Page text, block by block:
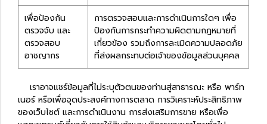
เพื่อป้องกัน
ตรวจจับ และ
ตรวจสอบ
อาชญากร
การตรวจสอบและการดำเนินการใดๆ เพื่อ
ป้องกันการกระทำความผิดตามกฎหมายที่
เกี่ยวข้อง รวมถึงการละเมิดความปลอดภัย
ที่ส่งผลกระทบต่อเจ้าของข้อมูลส่วนบุคคล
เราอาจแชร์ข้อมูลที่ไม่ระบุตัวตนของท่านสู่สาธารณะ หรือ พาร์ท
เนอร์ หรือเพื่อจุดประสงค์ทางการตลาด การวิเคราะห์ประสิทธิภาพ
ของเว็บไซต์ และการดำเนินงาน การส่งเสริมการขาย หรือเพื่อ